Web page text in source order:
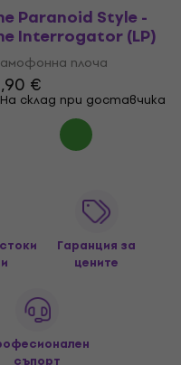
Paranoid Style -
Interrogator (LP)
плоча
€
На склад при доставчика
Гаранция за
цените
съпорт